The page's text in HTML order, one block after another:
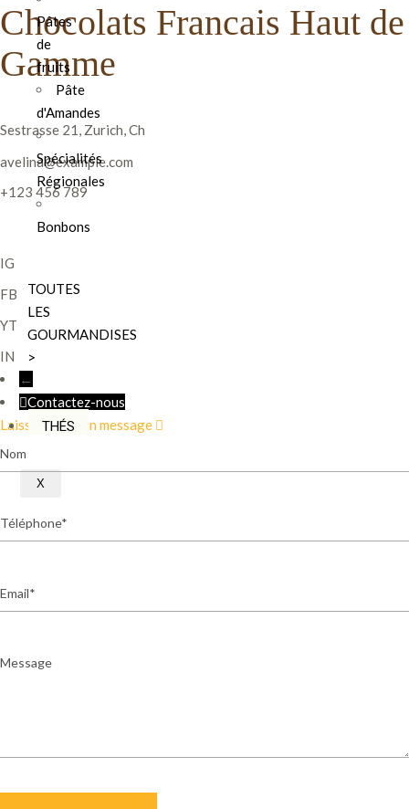
Pâtes
de
fruits
Pâte
d'Amandes
Spécialités
Régionales
Bonbons
TOUTES
LES
GOURMANDISES
>
THÉS
X
Chocolats Francais Haut de
Gamme
Sestrasse 21, Zurich, Ch
avelina@example.com
+123 456 789
IG
FB
YT
IN
←
Contactez-nous
Laissez-nous un message
Nom
Téléphone
Email
Message